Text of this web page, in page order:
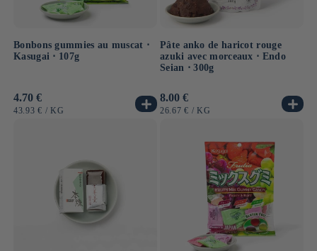
Bonbons gummies au muscat ⋅
Kasugai ⋅ 107g
Prix
habituel
4.70 €
PRIX
43.93 € / PAR
KG
Pâte anko de haricot rouge
azuki avec morceaux ⋅ Endo
Seian ⋅ 300g
Prix
habituel
8.00 €
PRIX
26.67 € / PAR
KG